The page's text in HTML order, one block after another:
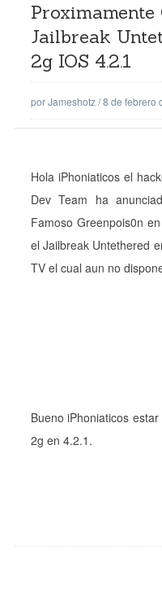
Proximamente
Jailbreak
2g IOS 4.2.1
porJameshotz/8 de febrero
Hola iPhoniaticos el
Dev Team ha
Famoso Greenpois0n
el Jailbreak Untethered
TV el cual aun no
Bueno iPhoniaticos
2g en 4.2.1.